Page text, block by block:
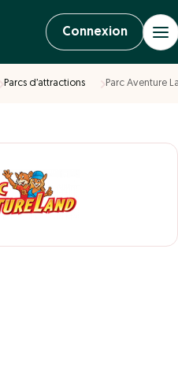
Connexion
Parcs d’attractions Parc Aventure